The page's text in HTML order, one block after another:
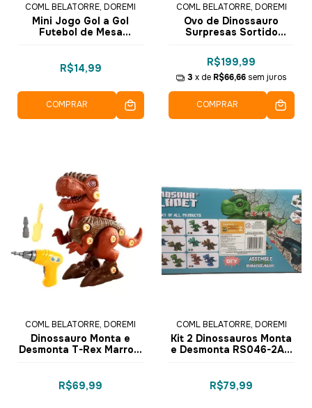
COML BELATORRE, DOREMI
Mini Jogo Gol a Gol
Futebol de Mesa
R$14,99
COMPRAR
COML BELATORRE, DOREMI
Ovo de Dinossauro
Surpresas Sortido
R$199,99
3 x de R$66,66 sem juros
COMPRAR
COML BELATORRE, DOREMI
Dinossauro Monta e
Desmonta T-Rex Marrom
R$69,99
COML BELATORRE, DOREMI
Kit 2 Dinossauros Monta
e Desmonta RS046-2A -
R$79,99